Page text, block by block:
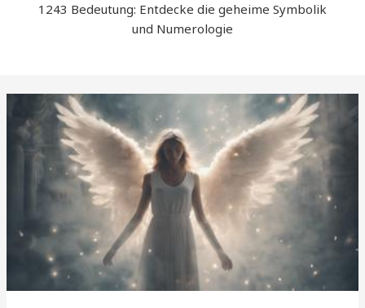
1243 Bedeutung: Entdecke die geheime Symbolik
und Numerologie